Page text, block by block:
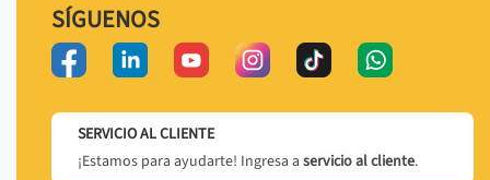
SÍGUENOS
SERVICIO AL CLIENTE
¡Estamos para ayudarte! Ingresa a servicio al cliente.